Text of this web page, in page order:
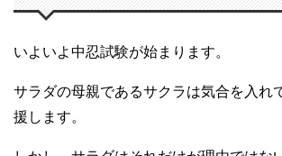
いよいよ中忍試験が始まります。
サラダの母親であるサクラは気合を入れ
援します。